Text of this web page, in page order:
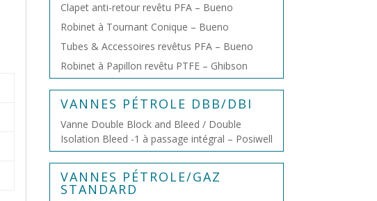
Clapet anti-retour revêtu PFA – Bueno
Robinet à Tournant Conique – Bueno
Tubes & Accessoires revêtus PFA – Bueno
Robinet à Papillon revêtu PTFE – Ghibson
VANNES PÉTROLE DBB/DBI
Vanne Double Block and Bleed / Double
Isolation Bleed -1 à passage intégral – Posiwell
VANNES PÉTROLE/GAZ
STANDARD